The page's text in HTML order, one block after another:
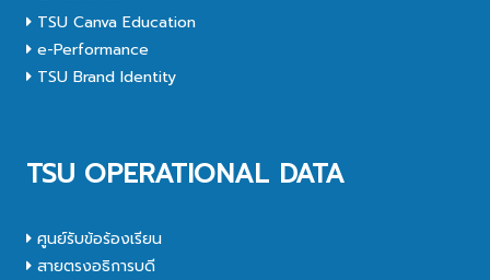
TSU Canva Education
e-Performance
TSU Brand Identity
TSU OPERATIONAL DATA
ศูนย์รับข้อร้องเรียน
สายตรงอธิการบดี